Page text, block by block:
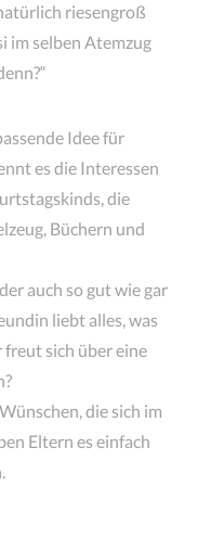
riesengroß
im selben Atemzug
Idee für
es die Interessen
die
Büchern und
auch so gut wie gar
liebt alles, was
freut sich über eine
die sich im
Eltern es einfach